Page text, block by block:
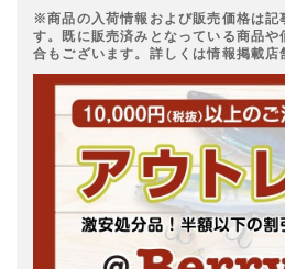
※商品の入荷情報および販売価格は記
す。既に販売済みとなっている商品
合もございます。詳しくは情報掲載店